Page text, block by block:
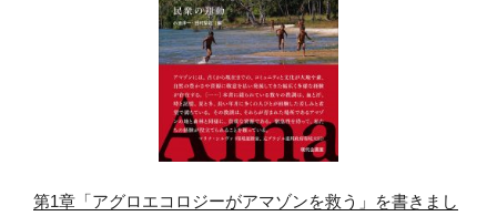
第1章「アグロエコロジーがアマゾンを救う」を書きまし